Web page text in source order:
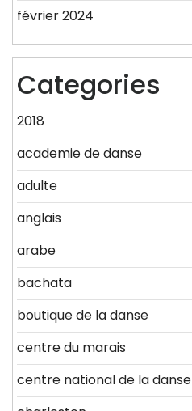
février 2024
Categories
2018
academie de danse
adulte
anglais
arabe
bachata
boutique de la danse
centre du marais
centre national de la danse